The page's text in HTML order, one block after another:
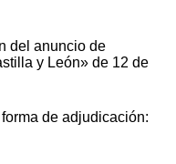
del anuncio de
y León» de 12 de
de adjudicación: